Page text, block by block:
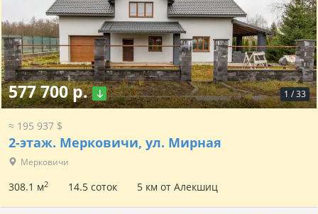
1 /33
577 700 р.
≈ 195 937 $
2-этаж. Мерковичи, ул. Мирная
Мерковичи
308.1 м2 14.5 соток 5 км от Алекшиц